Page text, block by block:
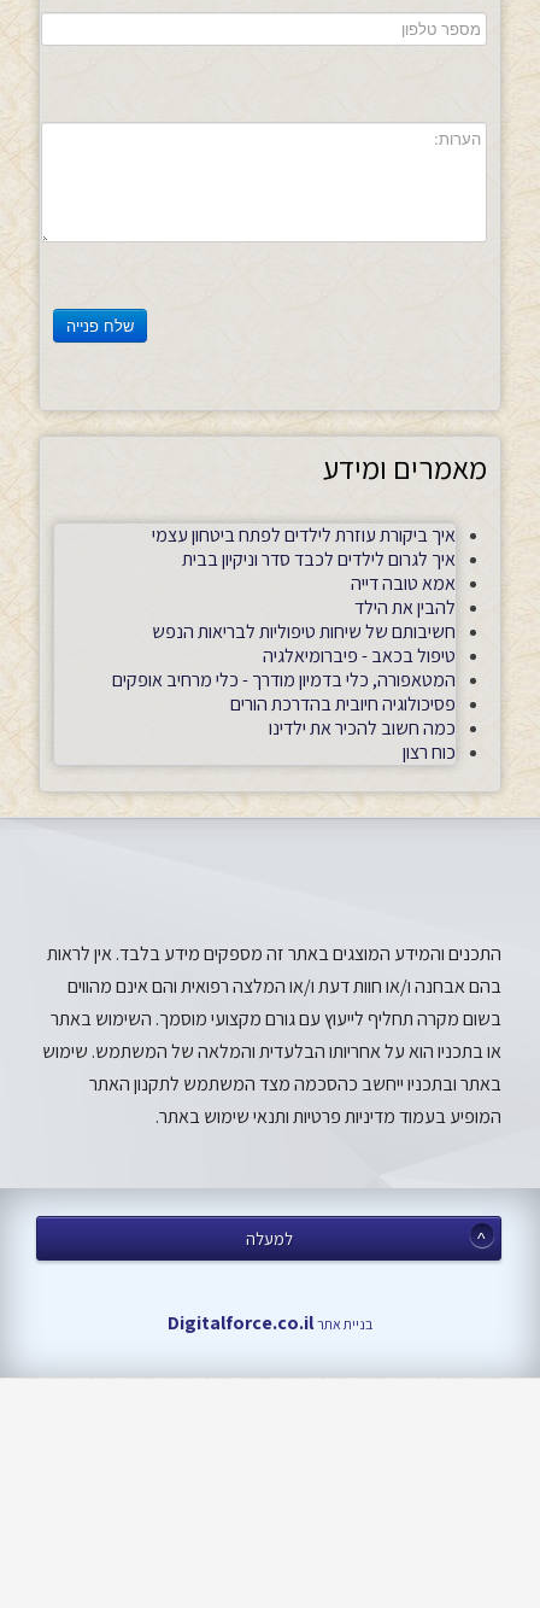
מאמרים ומידע
איך ביקורת עוזרת לילדים לפתח ביטחון עצמי
איך לגרום לילדים לכבד סדר וניקיון בבית
אמא טובה דייה
להבין את הילד
חשיבותם של שיחות טיפוליות לבריאות הנפש
טיפול בכאב - פיברומיאלגיה
המטאפורה, כלי בדמיון מודרך - כלי מרחיב אופקים
פסיכולוגיה חיובית בהדרכת הורים
כמה חשוב להכיר את ילדינו
כוח רצון
התכנים והמידע המוצגים באתר זה מספקים מידע בלבד. אין לראות
בהם אבחנה ו/או חוות דעת ו/או המלצה רפואית והם אינם מהווים
בשום מקרה תחליף לייעוץ עם גורם מקצועי מוסמך. השימוש באתר
או בתכניו הוא על אחריותו הבלעדית והמלאה של המשתמש. שימוש
באתר ובתכניו ייחשב כהסכמה מצד המשתמש לתקנון האתר
המופיע בעמוד מדיניות פרטיות ותנאי שימוש באתר.
למעלה
בניית אתר Digitalforce.co.il